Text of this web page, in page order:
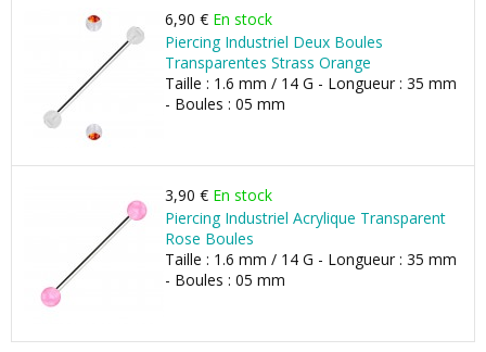
6,90 € En stock
Piercing Industriel Deux Boules
Transparentes Strass Orange
Taille : 1.6 mm / 14 G - Longueur : 35 mm
- Boules : 05 mm
3,90 € En stock
Piercing Industriel Acrylique Transparent
Rose Boules
Taille : 1.6 mm / 14 G - Longueur : 35 mm
- Boules : 05 mm